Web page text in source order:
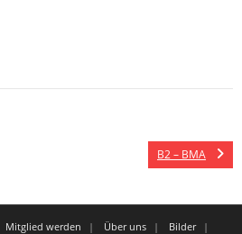
B2 – BMA
Mitglied werden Über uns
Bilder